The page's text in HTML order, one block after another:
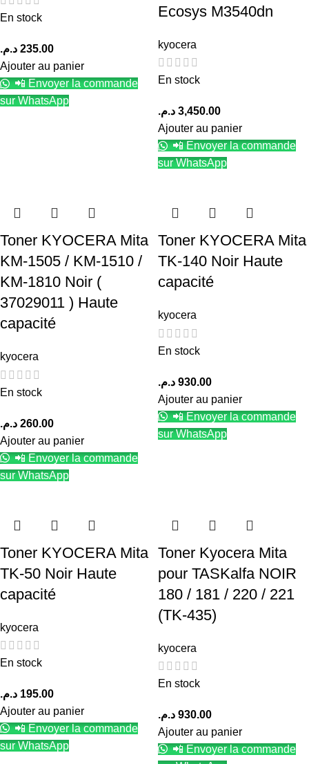
En stock
235.00 د.م.
Ajouter au panier
📲 Envoyer la commande
sur WhatsApp
Ecosys M3540dn
kyocera
En stock
3,450.00 د.م.
Ajouter au panier
📲 Envoyer la commande
sur WhatsApp
Toner KYOCERA Mita
KM-1505 / KM-1510 /
KM-1810 Noir (
37029011 ) Haute
capacité
kyocera
En stock
260.00 د.م.
Ajouter au panier
📲 Envoyer la commande
sur WhatsApp
Toner KYOCERA Mita
TK-140 Noir Haute
capacité
kyocera
En stock
930.00 د.م.
Ajouter au panier
📲 Envoyer la commande
sur WhatsApp
Toner KYOCERA Mita
TK-50 Noir Haute
capacité
kyocera
En stock
195.00 د.م.
Ajouter au panier
📲 Envoyer la commande
sur WhatsApp
Toner Kyocera Mita
pour TASKalfa NOIR
180 / 181 / 220 / 221
(TK-435)
kyocera
En stock
930.00 د.م.
Ajouter au panier
📲 Envoyer la commande